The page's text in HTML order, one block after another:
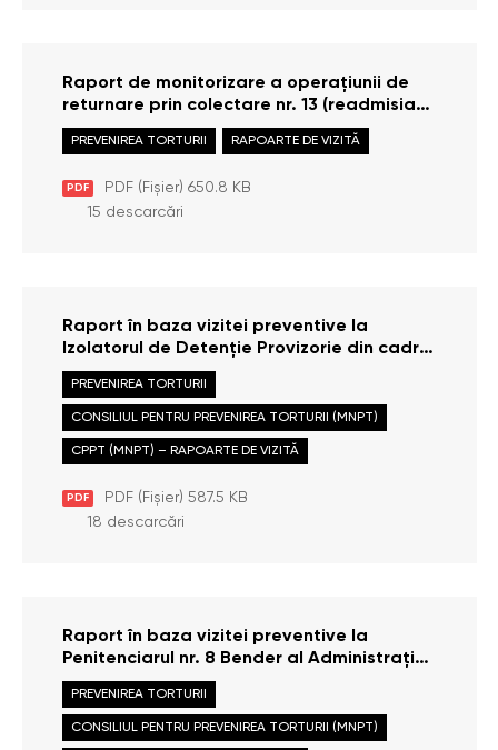
Raport de monitorizare a operațiunii de
returnare prin colectare nr. 13 (readmisia
cetățenilor moldoveni din Germania) (14
aprilie 2026)
PDF PDF (Fișier) 650.8 KB
PREVENIREA TORTURII RAPOARTE DE VIZITĂ
15 descarcări
Raport în baza vizitei preventive la
Izolatorul de Detenție Provizorie din cadrul
Inspectoratului de Poliție Ungheni,
efectuate la data de 11 martie 2026
PDF PDF (Fișier) 587.5 KB
PREVENIREA TORTURII
CONSILIUL PENTRU PREVENIREA TORTURII (MNPT)
CPPT (MNPT) – RAPOARTE DE VIZITĂ
18 descarcări
Raport în baza vizitei preventive la
Penitenciarul nr. 8 Bender al Administrației
Naționale a Penitenciarelor, efectuate la
data de 17 februarie 2026
PREVENIREA TORTURII
CONSILIUL PENTRU PREVENIREA TORTURII (MNPT)